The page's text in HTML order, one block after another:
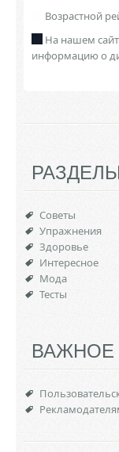
Возрастной
На нашем
информацию о
Советы
Упражнения
Здоровье
Интересное
Мода
Тесты
ВАЖНОЕ